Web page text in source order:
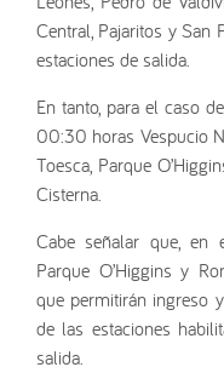
Central, Pajaritos y San
estaciones de salida.
En tanto, para el caso
00:30 horas Vespucio
Toesca, Parque
Cisterna.
Cabe señalar que, en
Parque O’Higgins y
que permitirán ingreso
de las estaciones
salida.